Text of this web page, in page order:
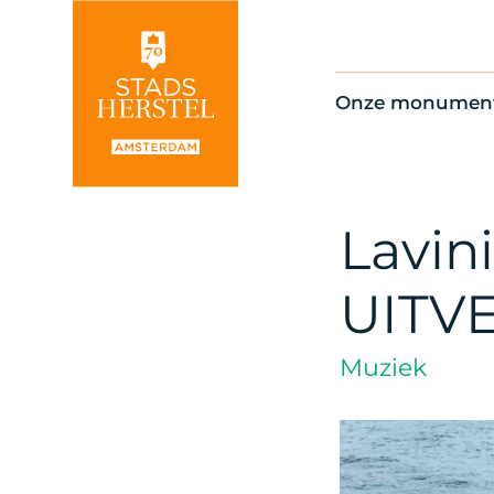
Onze
Thema’s
Muziek